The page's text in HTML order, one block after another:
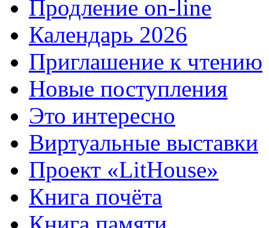
Продление on-line
Календарь 2026
Приглашение к чтению
Новые поступления
Это интересно
Виртуальные выставки
Проект «LitHouse»
Книга почёта